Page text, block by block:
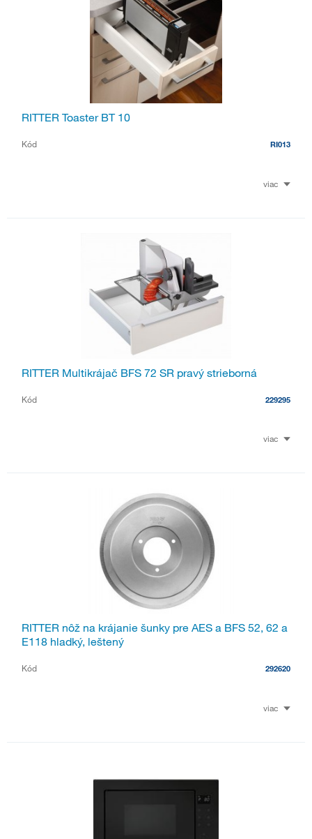
RITTER Toaster BT 10
Kód RI013
viac
RITTER Multikrájač BFS 72 SR pravý strieborná
Kód 229295
viac
RITTER nôž na krájanie šunky pre AES a BFS 52, 62 a
E118 hladký, leštený
Kód 292620
viac